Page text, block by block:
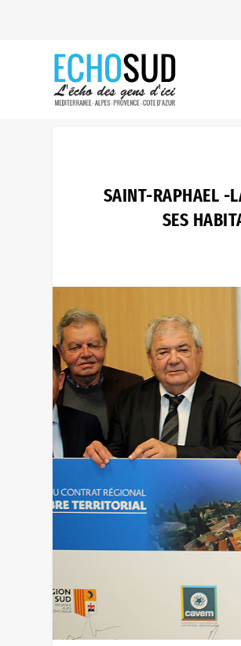
SAINT-RAPHAEL -
SES